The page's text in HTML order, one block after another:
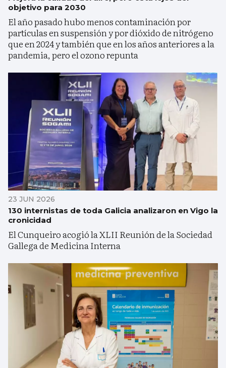
objetivo para 2030
El año pasado hubo menos contaminación por
partículas en suspensión y por dióxido de nitrógeno
que en 2024 y también que en los años anteriores a la
pandemia, pero el ozono repunta
23 JUN 2026
130 internistas de toda Galicia analizaron en Vigo la
cronicidad
El Cunqueiro acogió la XLII Reunión de la Sociedad
Gallega de Medicina Interna